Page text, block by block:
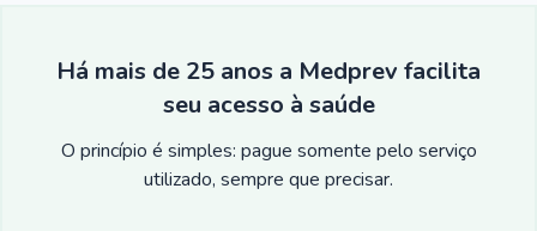
Há mais de 25 anos a Medprev facilita
seu acesso à saúde
O princípio é simples: pague somente pelo serviço
utilizado, sempre que precisar.